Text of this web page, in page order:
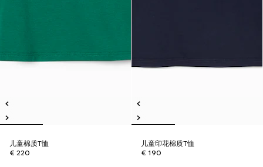
儿童棉质T恤
€ 220
儿童印花棉质T恤
€ 190